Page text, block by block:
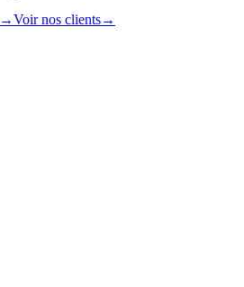
→Voir nos clients→